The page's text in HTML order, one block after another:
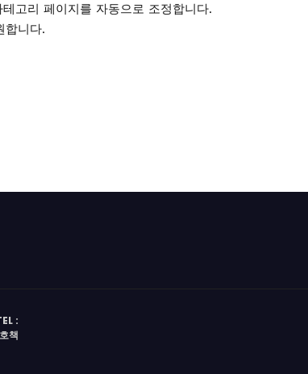
고리 페이지를 자동으로 조정합니다.
합니다.
:
책